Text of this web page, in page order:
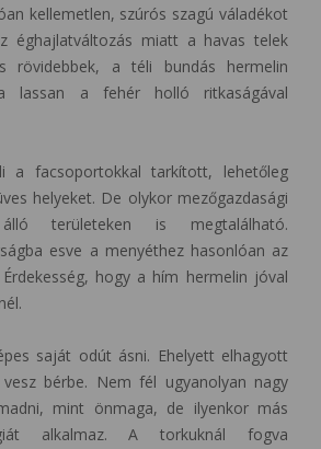
kellemetlen, szúrós szagú váladékot
éghajlatváltozás miatt a havas telek
rövidebbek, a téli bundás hermelin
lassan a fehér holló ritkaságával
a facsoportokkal tarkított, lehetőleg
helyeket. De olykor mezőgazdasági
területeken is megtalálható.
esve a menyéthez hasonlóan az
hogy a hím hermelin jóval
saját odút ásni. Ehelyett elhagyott
bérbe. Nem fél ugyanolyan nagy
mint önmaga, de ilyenkor más
alkalmaz. A torkuknál fogva